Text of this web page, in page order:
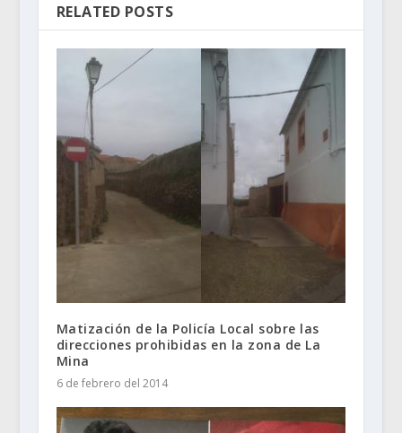
RELATED POSTS
Matización de la Policía Local sobre las
direcciones prohibidas en la zona de La
Mina
6 de febrero del 2014